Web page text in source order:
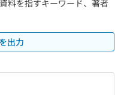
料を指すキーワード、著者
出力